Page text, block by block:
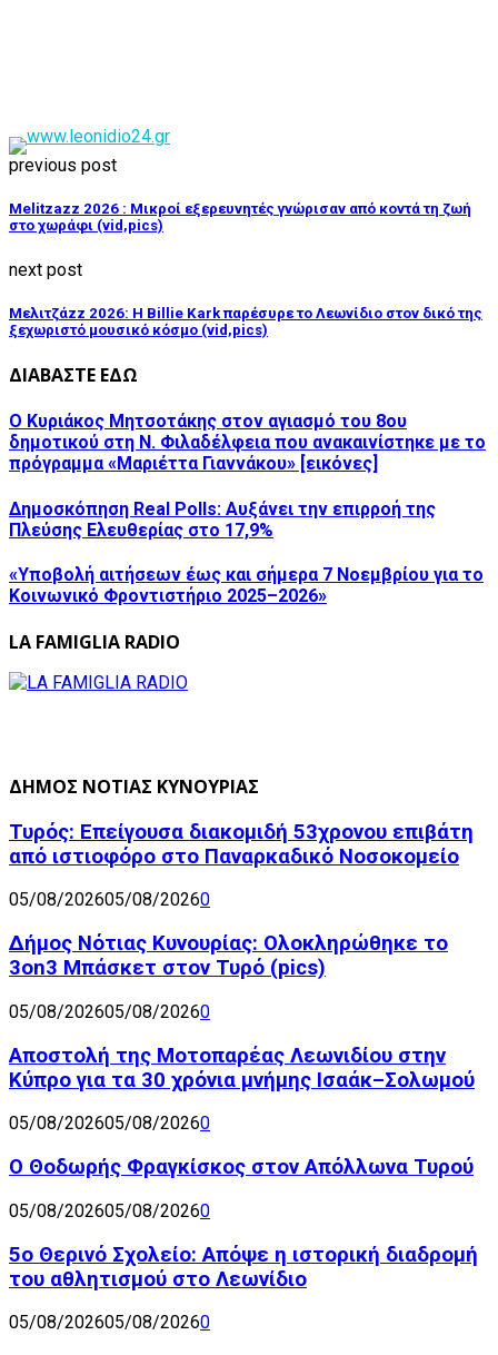
previous post
Melitzazz 2026 : Μικροί εξερευνητές γνώρισαν από κοντά τη ζωή
στο χωράφι (vid,pics)
next post
Μελιτζάzz 2026: Η Billie Kark παρέσυρε το Λεωνίδιο στον δικό της
ξεχωριστό μουσικό κόσμο (vid,pics)
ΔΙΑΒΑΣΤΕ ΕΔΩ
Ο Kυριάκος Μητσοτάκης στον αγιασμό του 8ου
δημοτικού στη Ν. Φιλαδέλφεια που ανακαινίστηκε με το
πρόγραμμα «Μαριέττα Γιαννάκου» [εικόνες]
Δημοσκόπηση Real Polls: Αυξάνει την επιρροή της
Πλεύσης Ελευθερίας στο 17,9%
«Υποβολή αιτήσεων έως και σήμερα 7 Νοεμβρίου για το
Κοινωνικό Φροντιστήριο 2025–2026»
LA FAMIGLIA RADIO
ΔΗΜΟΣ ΝΟΤΙΑΣ ΚΥΝΟΥΡΙΑΣ
Τυρός: Επείγουσα διακομιδή 53χρονου επιβάτη
από ιστιοφόρο στο Παναρκαδικό Νοσοκομείο
05/08/202605/08/20260
Δήμος Νότιας Κυνουρίας: Ολοκληρώθηκε το
3on3 Μπάσκετ στον Τυρό (pics)
05/08/202605/08/20260
Αποστολή της Μοτοπαρέας Λεωνιδίου στην
Κύπρο για τα 30 χρόνια μνήμης Ισαάκ–Σολωμού
05/08/202605/08/20260
Ο Θοδωρής Φραγκίσκος στον Απόλλωνα Τυρού
05/08/202605/08/20260
5ο Θερινό Σχολείο: Απόψε η ιστορική διαδρομή
του αθλητισμού στο Λεωνίδιο
05/08/202605/08/20260